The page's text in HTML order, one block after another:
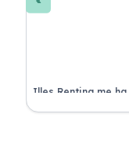
Illes Renting me
Su atención al